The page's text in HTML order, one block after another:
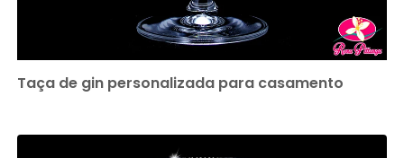
Taça de gin personalizada para casamento